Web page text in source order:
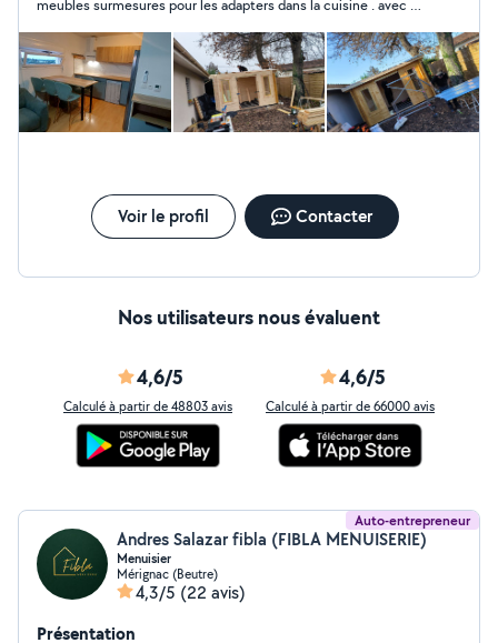
savoir-faire en : -Peinture -Pose de cuisines -Plomberie -
Revêtement de sol -Terasses -Pergola -Agencement sur
mesure -Jardinage -Montage de meubles -
Déménagement -Mécanique automobile etc Je reste à
votre disposition pour tout renseignements et/ou
questions Au plaisir d'échanger avec vous
meubles surmesures pour les adapters dans la cuisine . avec un
Voir le profil Contacter
Nos utilisateurs nous évaluent
4,6/5
Calculé à partir de 48803 avis
4,6/5
Calculé à partir de 66000 avis
Auto-entrepreneur
Andres Salazar fibla (FIBLA MENUISERIE)
Menuisier
Mérignac (Beutre)
4,3/5 (22 avis)
Présentation